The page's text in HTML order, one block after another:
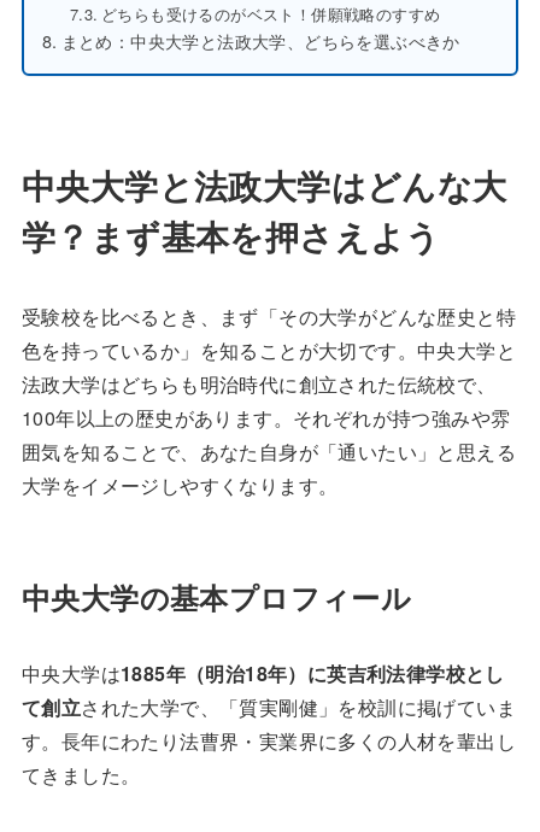
どちらも受けるのがベスト！併願戦略のすすめ
まとめ：中央大学と法政大学、どちらを選ぶべきか
中央大学と法政大学はどんな大
学？まず基本を押さえよう
受験校を比べるとき、まず「その大学がどんな歴史と特
色を持っているか」を知ることが大切です。中央大学と
法政大学はどちらも明治時代に創立された伝統校で、
100年以上の歴史があります。それぞれが持つ強みや雰
囲気を知ることで、あなた自身が「通いたい」と思える
大学をイメージしやすくなります。
中央大学の基本プロフィール
中央大学は1885年（明治18年）に英吉利法律学校とし
て創立された大学で、「質実剛健」を校訓に掲げていま
す。長年にわたり法曹界・実業界に多くの人材を輩出し
てきました。